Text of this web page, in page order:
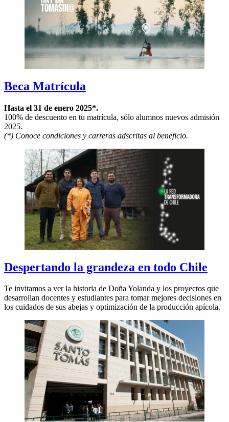
Beca Matrícula
Hasta el 31 de enero 2025*.
100% de descuento en tu matrícula, sólo alumnos nuevos admisión
2025.
(*) Conoce condiciones y carreras adscritas al beneficio.
Despertando la grandeza en todo Chile
Te invitamos a ver la historia de Doña Yolanda y los proyectos que
desarrollan docentes y estudiantes para tomar mejores decisiones en
los cuidados de sus abejas y optimización de la producción apícola.​